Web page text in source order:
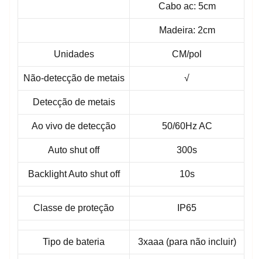
Cabo ac: 5cm
Madeira: 2cm
Unidades CM/pol
Não-detecção de metais √
Detecção de metais
Ao vivo de detecção 50/60Hz AC
Auto shut off 300s
Backlight Auto shut off 10s
Classe de proteção IP65
Tipo de bateria 3xaaa (para não incluir)